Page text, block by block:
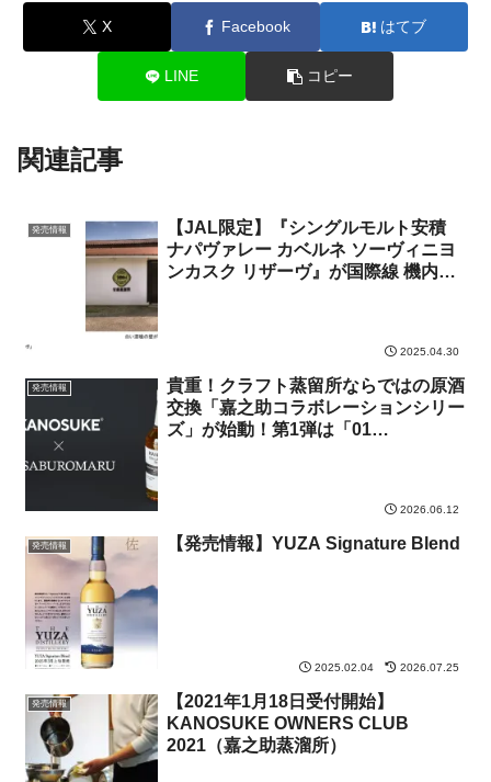
X Facebook はてブ
LINE コピー
関連記事
発売情報
【JAL限定】『シングルモルト安積
ナパヴァレー カベルネ ソーヴィニヨ
ンカスク リザーヴ』が国際線 機内販
2025.04.30
発売情報
貴重！クラフト蒸留所ならではの原酒
交換「嘉之助コラボレーションシリー
ズ」が始動！第1弾は「01
SABUROMARU×KANOSUKE」 と6
月18日に同時発売！
2026.06.12
発売情報 【発売情報】YUZA Signature Blend
2025.02.04 2026.07.25
発売情報
【2021年1月18日受付開始】
KANOSUKE OWNERS CLUB
2021（嘉之助蒸溜所）